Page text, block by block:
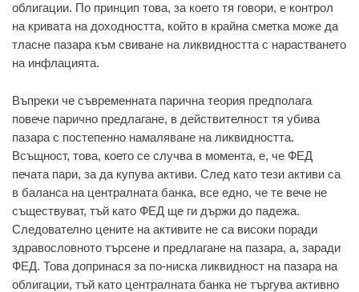
облигации. По принцип това, за което тя говори, е контрол
на кривата на доходността, който в крайна сметка може да
тласне пазара към свиване на ликвидността с нарастването
на инфлацията.
Въпреки че съвременната парична теория предполага
повече парично предлагане, в действителност тя убива
пазара с постепенно намаляване на ликвидността.
Всъщност, това, което се случва в момента, е, че ФЕД
печата пари, за да купува активи. След като тези активи са
в баланса на централната банка, все едно, че те вече не
съществуват, тъй като ФЕД ще ги държи до падежа.
Следователно цените на активите не са високи поради
здравословното търсене и предлагане на пазара, а, заради
ФЕД. Това допринася за по-ниска ликвидност на пазара на
облигации, тъй като централната банка не търгува активно